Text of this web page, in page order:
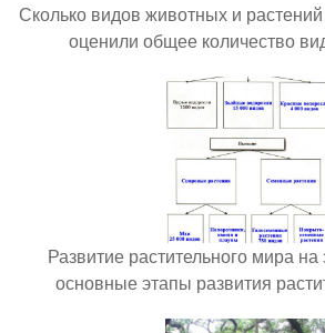
Сколько видов животных и
оценили общее количество
Развитие растительного мира
основные этапы развития